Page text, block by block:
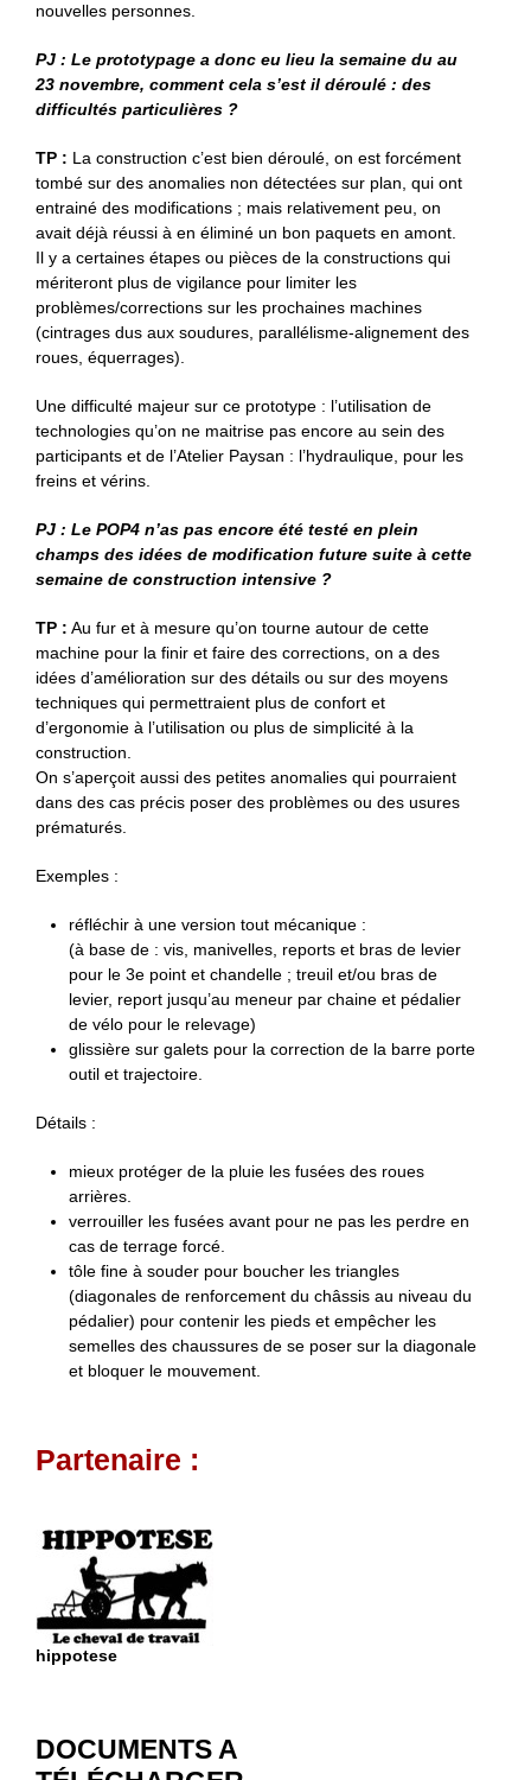
nouvelles personnes.
PJ : Le prototypage a donc eu lieu la semaine du au
23 novembre, comment cela s’est il déroulé : des
difficultés particulières ?
TP : La construction c’est bien déroulé, on est forcément
tombé sur des anomalies non détectées sur plan, qui ont
entrainé des modifications ; mais relativement peu, on
avait déjà réussi à en éliminé un bon paquets en amont.
Il y a certaines étapes ou pièces de la constructions qui
mériteront plus de vigilance pour limiter les
problèmes/corrections sur les prochaines machines
(cintrages dus aux soudures, parallélisme-alignement des
roues, équerrages).
Une difficulté majeur sur ce prototype : l’utilisation de
technologies qu’on ne maitrise pas encore au sein des
participants et de l’Atelier Paysan : l’hydraulique, pour les
freins et vérins.
PJ : Le POP4 n’as pas encore été testé en plein
champs des idées de modification future suite à cette
semaine de construction intensive ?
TP : Au fur et à mesure qu’on tourne autour de cette
machine pour la finir et faire des corrections, on a des
idées d’amélioration sur des détails ou sur des moyens
techniques qui permettraient plus de confort et
d’ergonomie à l’utilisation ou plus de simplicité à la
construction.
On s’aperçoit aussi des petites anomalies qui pourraient
dans des cas précis poser des problèmes ou des usures
prématurés.
Exemples :
réfléchir à une version tout mécanique :
(à base de : vis, manivelles, reports et bras de levier
pour le 3e point et chandelle ; treuil et/ou bras de
levier, report jusqu’au meneur par chaine et pédalier
de vélo pour le relevage)
glissière sur galets pour la correction de la barre porte
outil et trajectoire.
Détails :
mieux protéger de la pluie les fusées des roues
arrières.
verrouiller les fusées avant pour ne pas les perdre en
cas de terrage forcé.
tôle fine à souder pour boucher les triangles
(diagonales de renforcement du châssis au niveau du
pédalier) pour contenir les pieds et empêcher les
semelles des chaussures de se poser sur la diagonale
et bloquer le mouvement.
Partenaire :
hippotese
DOCUMENTS A